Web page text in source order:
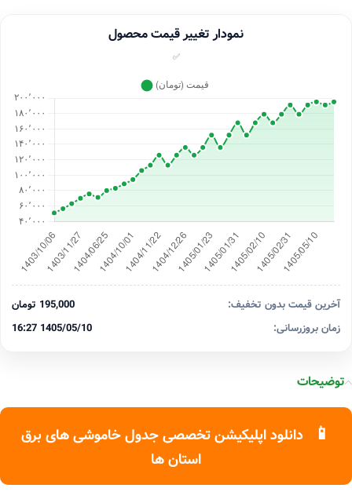
نمودار تغییر قیمت محصول
✅
آخرین قیمت بدون تخفیف:
195,000 تومان
زمان بروزرسانی:
1405/05/10 16:27
توضیحات
📱
دانلود اپلیکیشن تخصصی جدول خاموشی های برق
استان ها